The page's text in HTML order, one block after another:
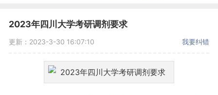
2023年四川大学考研调剂要求
更新：2023-3-30 16:07:10 我要纠错